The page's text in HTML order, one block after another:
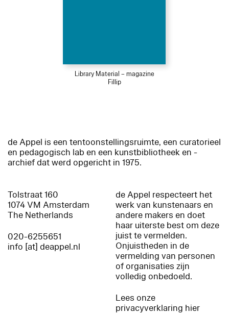
Library Material – magazine
Fillip
de Appel is een tentoonstellingsruimte, een curatorieel
en pedagogisch lab en een kunstbibliotheek en -
archief dat werd opgericht in 1975.
Tolstraat 160
1074 VM Amsterdam
The Netherlands
020-6255651
info [at] deappel.nl
de Appel respecteert het
werk van kunstenaars en
andere makers en doet
haar uiterste best om deze
juist te vermelden.
Onjuistheden in de
vermelding van personen
of organisaties zijn
volledig onbedoeld.
Lees onze
privacyverklaring hier